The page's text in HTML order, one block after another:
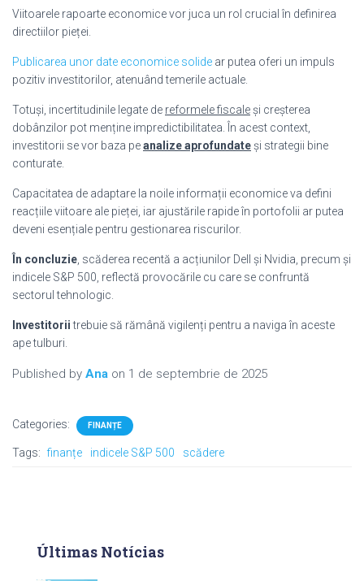
Viitoarele rapoarte economice vor juca un rol crucial în definirea
directiilor pieței.
Publicarea unor date economice solide ar putea oferi un impuls
pozitiv investitorilor, atenuând temerile actuale.
Totuși, incertitudinile legate de reformele fiscaleși creșterea
dobânzilor pot menține impredictibilitatea. În acest context,
investitorii se vor baza peanalize aprofundateși strategii bine
conturate.
Capacitatea de adaptare la noile informații economice va defini
reacțiile viitoare ale pieței, iar ajustările rapide în portofolii ar putea
deveni esențiale pentru gestionarea riscurilor.
În concluzie , scăderea recentă a acțiunilor Dell și Nvidia, precum și
indicele S&P 500, reflectă provocările cu care se confruntă
sectorul tehnologic.
Investitoriitrebuie să rămână vigilenți pentru a naviga în aceste
ape tulburi.
Published by Ana on 1 de septembrie de 2025
Categories: FINANȚE
Tags: finanțe indicele S&P 500 scădere
Últimas Notícias